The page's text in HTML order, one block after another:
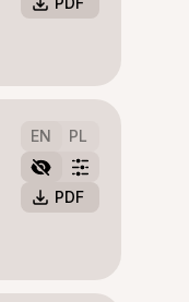
EN PL
PDF